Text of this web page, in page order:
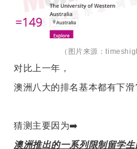
（图片来源：
对比上一年，
澳洲八大的排名基本都有下滑
猜测主要因为➡️
澳洲推出的一系列限制留学生